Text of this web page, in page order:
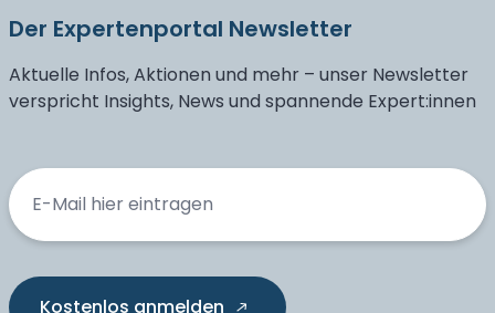
Der Expertenportal Newsletter
Aktuelle Infos, Aktionen und mehr – unser Newsletter
verspricht Insights, News und spannende Expert:innen
Kostenlos anmelden